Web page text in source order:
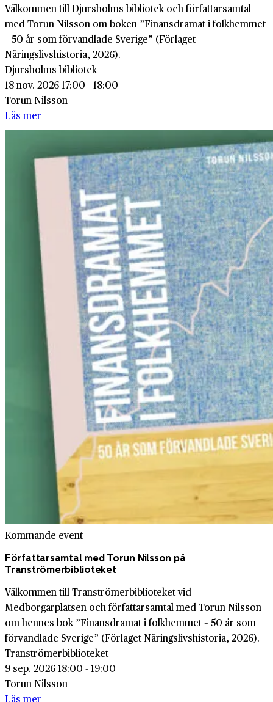
Välkommen till Djursholms bibliotek och författarsamtal
med Torun Nilsson om boken ”Finansdramat i folkhemmet
– 50 år som förvandlade Sverige” (Förlaget
Näringslivshistoria, 2026).
Djursholms bibliotek
18 nov. 2026 17:00 - 18:00
Torun Nilsson
Läs mer
Kommande event
Författarsamtal med Torun Nilsson på
Tranströmerbiblioteket
Välkommen till Tranströmerbiblioteket vid
Medborgarplatsen och författarsamtal med Torun Nilsson
om hennes bok ”Finansdramat i folkhemmet – 50 år som
förvandlade Sverige” (Förlaget Näringslivshistoria, 2026).
Tranströmerbiblioteket
9 sep. 2026 18:00 - 19:00
Torun Nilsson
Läs mer